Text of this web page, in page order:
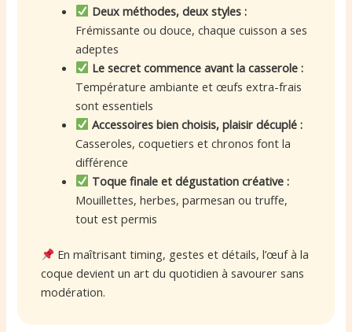
Deux méthodes, deux styles :
Frémissante ou douce, chaque cuisson a ses
adeptes
Le secret commence avant la casserole :
Température ambiante et œufs extra-frais
sont essentiels
Accessoires bien choisis, plaisir décuplé :
Casseroles, coquetiers et chronos font la
différence
Toque finale et dégustation créative :
Mouillettes, herbes, parmesan ou truffe,
tout est permis
En maîtrisant timing, gestes et détails, l’œuf à la
coque devient un art du quotidien à savourer sans
modération.